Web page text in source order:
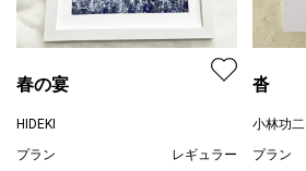
春の宴
HIDEKI
プラン
レギュラー
沓
小林功二
プラン